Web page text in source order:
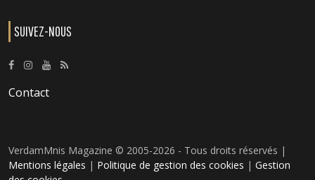
SUIVEZ-NOUS
Contact
VerdamMnis Magazine © 2005-2026 - Tous droits réservés |
Mentions légales | Politique de gestion des cookies | Gestion